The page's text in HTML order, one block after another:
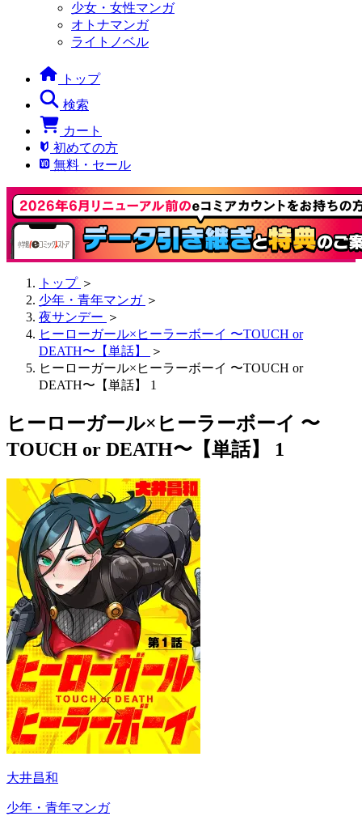
少女・女性マンガ
オトナマンガ
ライトノベル
トップ
検索
カート
初めての方
無料・セール
トップ ＞
少年・青年マンガ ＞
夜サンデー ＞
ヒーローガール×ヒーラーボーイ 〜TOUCH or
DEATH〜【単話】
＞
ヒーローガール×ヒーラーボーイ 〜TOUCH or
DEATH〜【単話】 1
ヒーローガール×ヒーラーボーイ 〜
TOUCH or DEATH〜【単話】 1
大井昌和
少年・青年マンガ